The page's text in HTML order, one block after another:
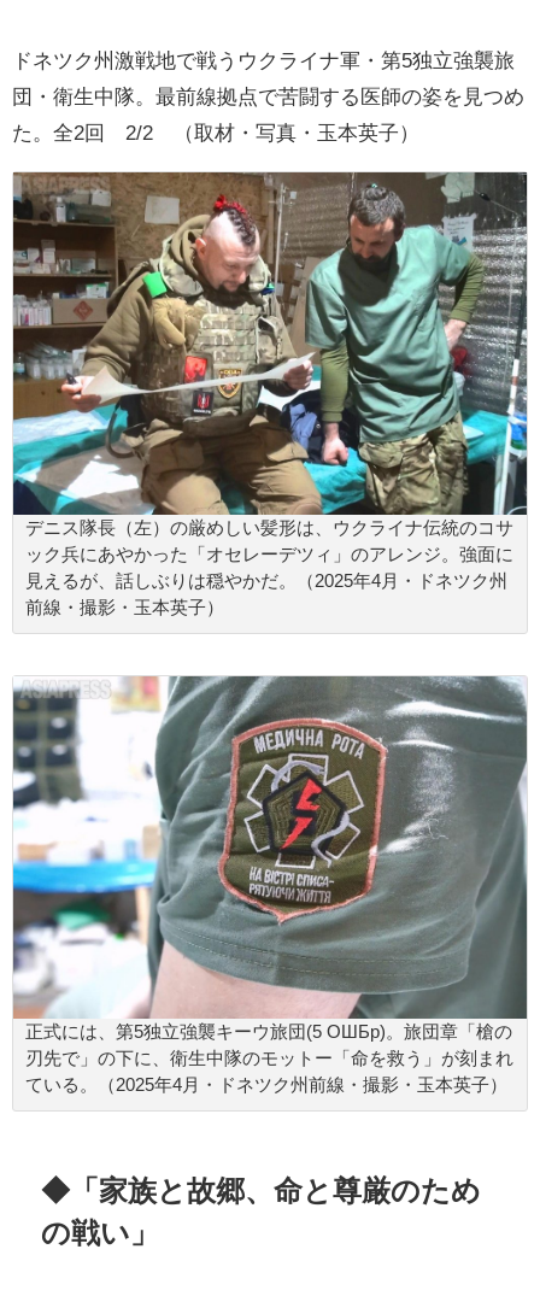
ドネツク州激戦地で戦うウクライナ軍・第5独立強襲旅
団・衛生中隊。最前線拠点で苦闘する医師の姿を見つめ
た。全2回 2/2 （取材・写真・玉本英子）
デニス隊長（左）の厳めしい髪形は、ウクライナ伝統のコサ
ック兵にあやかった「オセレーデツィ」のアレンジ。強面に
見えるが、話しぶりは穏やかだ。（2025年4月・ドネツク州
前線・撮影・玉本英子）
正式には、第5独立強襲キーウ旅団(5 ОШБр)。旅団章「槍の
刃先で」の下に、衛生中隊のモットー「命を救う」が刻まれ
ている。（2025年4月・ドネツク州前線・撮影・玉本英子）
◆「家族と故郷、命と尊厳のため
の戦い」